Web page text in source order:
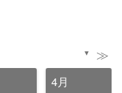
▼ ≫
4月